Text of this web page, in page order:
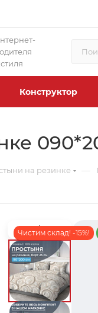
Конструктор
на резинке —
Чистим склад! -15%!